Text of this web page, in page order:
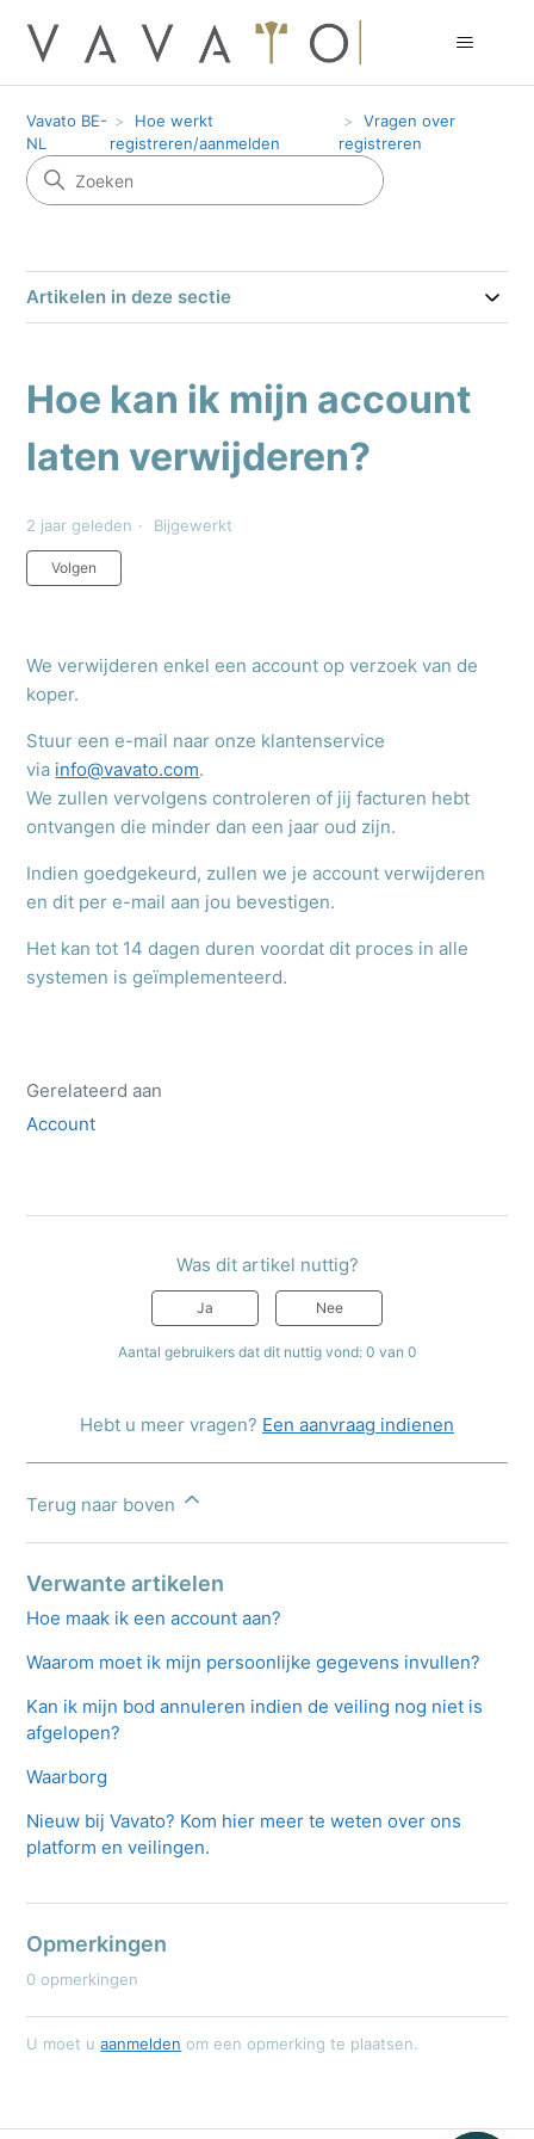
Vavato BE-
NL
Hoe werkt
registreren/aanmelden
Vragen over
registreren
Artikelen in deze sectie
Hoe kan ik mijn account
laten verwijderen?
2 jaar geleden Bijgewerkt
Volgen
We verwijderen enkel een account op verzoek van de
koper.
Stuur een e-mail naar onze klantenservice
via info@vavato.com.
We zullen vervolgens controleren of jij facturen hebt
ontvangen die minder dan een jaar oud zijn.
Indien goedgekeurd, zullen we je account verwijderen
en dit per e-mail aan jou bevestigen.
Het kan tot 14 dagen duren voordat dit proces in alle
systemen is geïmplementeerd.
Gerelateerd aan
Account
Was dit artikel nuttig?
Ja Nee
Aantal gebruikers dat dit nuttig vond: 0 van 0
Hebt u meer vragen? Een aanvraag indienen
Terug naar boven
Verwante artikelen
Hoe maak ik een account aan?
Waarom moet ik mijn persoonlijke gegevens invullen?
Kan ik mijn bod annuleren indien de veiling nog niet is
afgelopen?
Waarborg
Nieuw bij Vavato? Kom hier meer te weten over ons
platform en veilingen.
Opmerkingen
0 opmerkingen
U moet uaanmelden om een opmerking te plaatsen.